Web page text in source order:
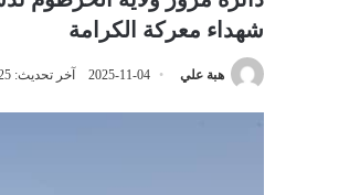
شهداء معركة الكرامة
هبة علي 2025-11-04 آخر تحديث: 2025-11-04